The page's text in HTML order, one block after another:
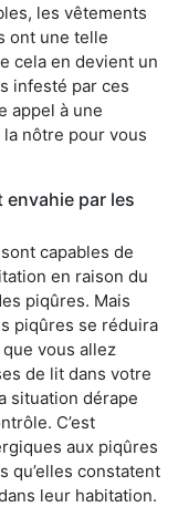
les vêtements
ont une telle
cela en devient un
infesté par ces
appel à une
nôtre pour vous
par les
capables de
en raison du
piqûres. Mais
piqûres se réduira
vous allez
de lit dans votre
situation dérape
C’est
aux piqûres
qu’elles constatent
leur habitation.